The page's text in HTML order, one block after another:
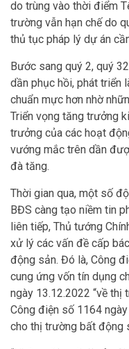
do trùng vào thời điểm
trường vẫn hạn chế do
thủ tục pháp lý dự án
Bước sang quý 2, quý
dần phục hồi, phát triển
chuẩn mực hơn nhờ
Triển vọng tăng trưởng
trưởng của các hoạt
vướng mắc trên dần
đà tăng.
Thời gian qua, một số
BĐS càng tạo niềm tin
liên tiếp, Thủ tướng
xử lý các vấn đề cấp
động sản. Đó là, Công
cung ứng vốn tín dụng
ngày 13.12.2022 “về thị
Công điện số 1164
cho thị trường bất động